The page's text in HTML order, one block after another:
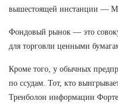
вышестоящей инстанции —
Фондовый рынок — это
для торговли ценными
Кроме того, у обычных
по ссудам. Тот, кто
Тренболон информации